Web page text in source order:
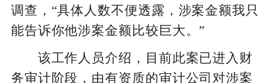
调查，“具体人数不便透露，涉案金额我只
能告诉你他涉案金额比较巨大。”
该工作人员介绍，目前此案已进入财
务审计阶段，由有资质的审计公司对涉案